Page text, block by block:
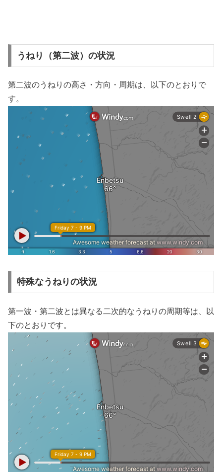
うねり（第二波）の状況
第二波のうねりの高さ・方向・周期は、以下のとおりで
す。
特殊なうねりの状況
第一波・第二波とは異なる二次的なうねりの周期等は、以
下のとおりです。